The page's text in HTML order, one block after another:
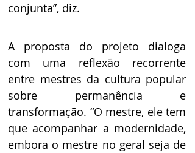
conjunta”, diz.
A proposta do projeto dialoga
com uma reflexão recorrente
entre mestres da cultura popular
sobre permanência e
transformação. “O mestre, ele tem
que acompanhar a modernidade,
embora o mestre no geral seja de